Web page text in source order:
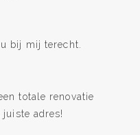
bij mij terecht.
totale renovatie
adres!